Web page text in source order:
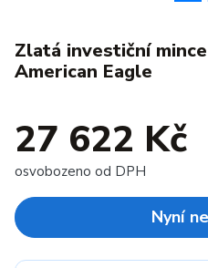
Zlatá investiční
American Eagle
27 622 Kč
osvobozeno od DPH
Nyní